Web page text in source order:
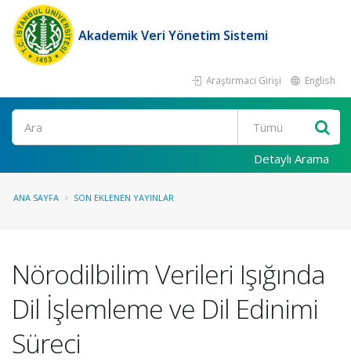
Akademik Veri Yönetim Sistemi
Araştırmacı Girişi English
Ara
Detaylı Arama
ANA SAYFA SON EKLENEN YAYINLAR
Nörodilbilim Verileri Işığında
Dil İşlemleme ve Dil Edinimi
Süreci